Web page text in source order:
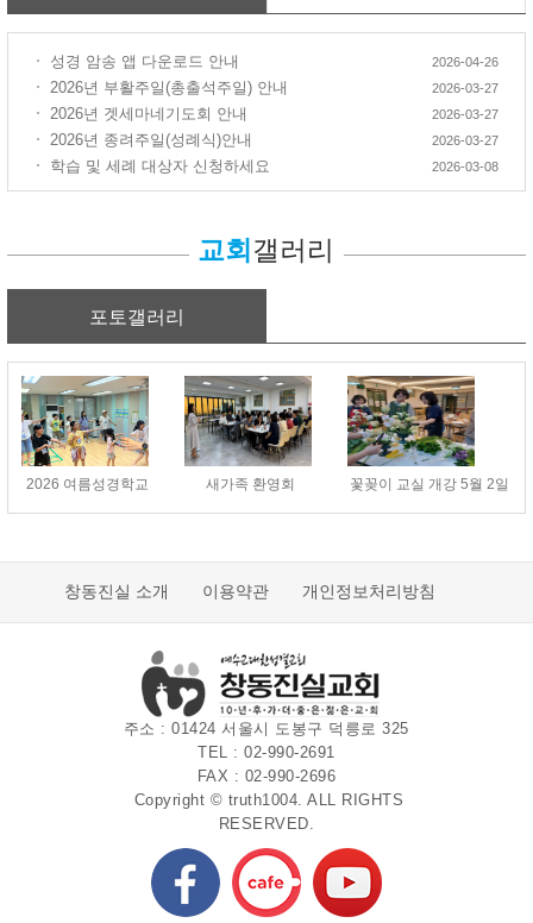
성경 암송 앱 다운로드 안내 2026-04-26
2026년 부활주일(총출석주일) 안내 2026-03-27
2026년 겟세마네기도회 안내 2026-03-27
2026년 종려주일(성례식)안내 2026-03-27
학습 및 세례 대상자 신청하세요 2026-03-08
교회 갤러리
포토갤러리
2026 여름성경학교 새가족 환영회 꽃꽂이 교실 개강 5월 2일(토)
창동진실 소개 이용약관 개인정보처리방침
주소 : 01424 서울시 도봉구 덕릉로 325
TEL : 02-990-2691
FAX : 02-990-2696
Copyright © truth1004. ALL RIGHTS
RESERVED.